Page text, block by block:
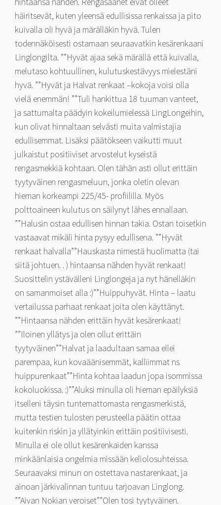
häiritsevät, kuten yleensä edullisissa renkaissa ja pito
kuivalla oli hyvä ja märälläkin hyvä. Tulen
todennäköisesti ostamaan seuraavatkin kesärenkaani
Linglongilta. ””Hyvät ajaa sekä märällä että kuivalla,
melutaso kohtuullinen, kulutuskestävyys mielestäni
hyvä. ””Hyvät ja Halvat renkaat –kokoja voisi olla
vielä enemmän! ””Tuli hankittua 18 tuuman vanteet,
ja sattumalta päädyin kokeilumielessä LingLongeihin,
kun olivat hinnaltaan selvästi muita valmistajia
edullisemmat. Lisäksi päätökseen vaikutti muut
julkaistut positiiviset arvostelut kyseistä
rengasmekkiä kohtaan. Olen tähän asti ollut erittäin
tyytyväinen rengasmeluun, jonka oletin olevan
hieman korkeampi 225/45- profiililla. Myös
polttoaineen kulutus on säilynyt lähes ennallaan.
””Halusin ostaa edullisen hinnan takia. Ostan toisetkin
vastaavat mikäli hinta pysyy edullisena. ””Hyvät
renkaat halvalla””Hauskasta nimestä huolimatta (tai
siitä johtuen. . ) hintaansa nähden hyvät renkaat!
Suosittelin ystävälleni Linglongeja ja nyt hänelläkin
on samanmoiset alla :)””Huippuhyvät. Hinta – laatu
vertailussa parhaat renkaat joita olen käyttänyt.
””Hintaansa nähden erittäin hyvät kesärenkaat!
””Iloinen yllätys ja olen ollut erittäin
tyytyväinen””Halvat ja laadultaan samaa ellei
parempaa, kun kovaäänisemmät, kalliimmat ns
huippurenkaat””Hinta kohtaa laadun jopa isommissa
kokoluokissa. :)””Aluksi minulla oli hieman epäilyksiä
itselleni täysin tuntemattomasta rengasmerkistä,
mutta testien tulosten perusteella päätin ottaa
kuitenkin riskin ja yllätyinkin erittäin positiivisesti.
Minulla ei ole ollut kesärenkaiden kanssa
minkäänlaisia ongelmia missään keliolosuhteissa.
Seuraavaksi minun on ostettava nastarenkaat, ja
ainoan järkivalinnan tuntuu tarjoavan Linglong.
””Aivan Nokian veroiset””Olen tosi tyytyväinen.